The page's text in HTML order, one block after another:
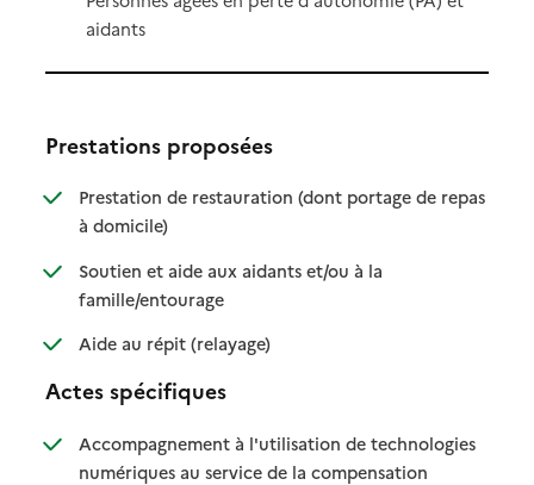
aidants
Prestations proposées
Prestation de restauration (dont portage de repas
à domicile): disponible
: non disponible
Soutien et aide aux aidants et/ou à la
famille/entourage: disponible
: non disponible
Aide au répit (relayage): disponible
: non disponible
Actes spécifiques
Accompagnement à l'utilisation de technologies
numériques au service de la compensation: disponible
: non disponible